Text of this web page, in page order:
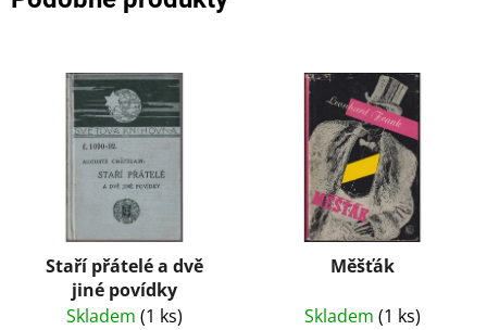
Staří přátelé a dvě
jiné povídky
Skladem (1 ks)
Měšťák
Skladem (1 ks)